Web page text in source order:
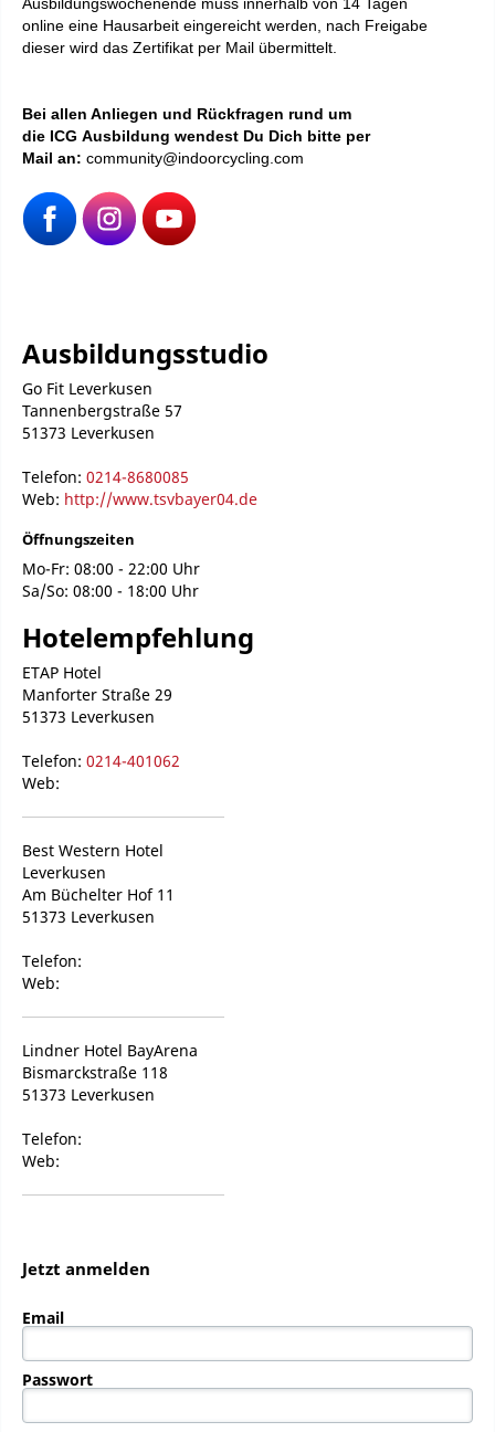
online eine Hausarbeit eingereicht werden, nach Freigabe
dieser wird das Zertifikat per Mail übermittelt.
Bei allen Anliegen und Rückfragen rund um
die ICG Ausbildung wendest Du Dich bitte per
Mail an: community@indoorcycling.com
Ausbildungsstudio
Go Fit Leverkusen
Tannenbergstraße 57
51373 Leverkusen
Telefon: 0214-8680085
Web: http://www.tsvbayer04.de
Öffnungszeiten
Mo-Fr: 08:00 - 22:00 Uhr
Sa/So: 08:00 - 18:00 Uhr
Hotelempfehlung
ETAP Hotel
Manforter Straße 29
51373 Leverkusen
Telefon: 0214-401062
Web:
Best Western Hotel
Leverkusen
Am Büchelter Hof 11
51373 Leverkusen
Telefon:
Web:
Lindner Hotel BayArena
Bismarckstraße 118
51373 Leverkusen
Telefon:
Web:
Jetzt anmelden
Email
Passwort